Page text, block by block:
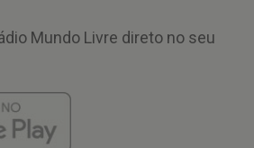
Mundo Livre direto no seu